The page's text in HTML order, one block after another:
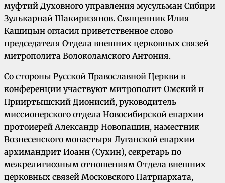
муфтий Духовного управления мусульман Сибири
Зулькарнай Шакиризянов. Священник Илия
Кашицын огласил приветственное слово
председателя Отдела внешних церковных связей
митрополита Волоколамского Антония.
Со стороны Русской Православной Церкви в
конференции участвуют митрополит Омский и
Прииртышский Дионисий, руководитель
миссионерского отдела Новосибирской епархии
протоиерей Александр Новопашин, наместник
Вознесенского монастыря Луганской епархии
архимандрит Иоанн (Сухин), секретарь по
межрелигиозным отношениям Отдела внешних
церковных связей Московского Патриархата,